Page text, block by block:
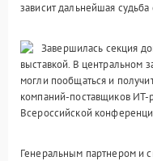
зависит дальнейшая
Завершилась секция
выставкой. В центральном
могли пообщаться и
компаний-поставщиков
Всероссийской
Генеральным партнером и